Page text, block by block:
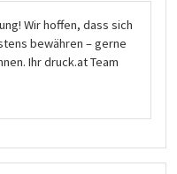
Wir hoffen, dass sich
bewähren – gerne
Ihr druck.at Team